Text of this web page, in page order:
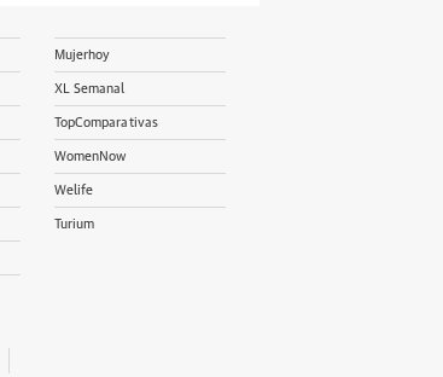
Mujerhoy
XL Semanal
TopComparativas
WomenNow
Welife
Turium